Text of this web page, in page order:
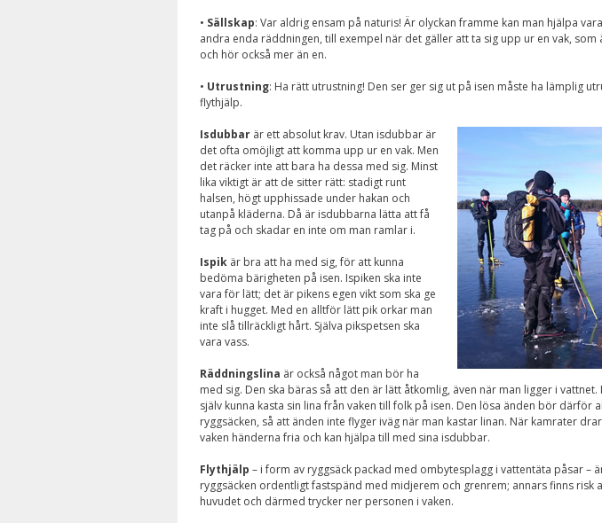
• Sällskap: Var aldrig ensam på naturis! Är olyckan framme kan man hjälpa
andra enda räddningen, till exempel när det gäller att ta sig upp ur en vak, som
och hör också mer än en.
• Utrustning: Ha rätt utrustning! Den ser ger sig ut på isen måste ha lämplig
flythjälp.
Isdubbarär ett absolut krav. Utan isdubbar är
det ofta omöjligt att komma upp ur en vak. Men
det räcker inte att bara ha dessa med sig. Minst
lika viktigt är att de sitter rätt: stadigt runt
halsen, högt upphissade under hakan och
utanpå kläderna. Då är isdubbarna lätta att få
tag på och skadar en inte om man ramlar i.
Ispik är bra att ha med sig, för att kunna
bedöma bärigheten på isen. Ispiken ska inte
vara för lätt; det är pikens egen vikt som ska ge
kraft i hugget. Med en alltför lätt pik orkar man
inte slå tillräckligt hårt. Själva pikspetsen ska
vara vass.
Räddningslina är också något man bör ha
med sig. Den ska bäras så att den är lätt åtkomlig, även när man ligger i
själv kunna kasta sin lina från vaken till folk på isen. Den lösa änden bör därför
ryggsäcken, så att änden inte flyger iväg när man kastar linan. När kamrater
vaken händerna fria och kan hjälpa till med sina isdubbar.
Flythjälp – i form av ryggsäck packad med ombytesplagg i vattentäta påsar –
ryggsäcken ordentligt fastspänd med midjerem och grenrem; annars finns risk
huvudet och därmed trycker ner personen i vaken.